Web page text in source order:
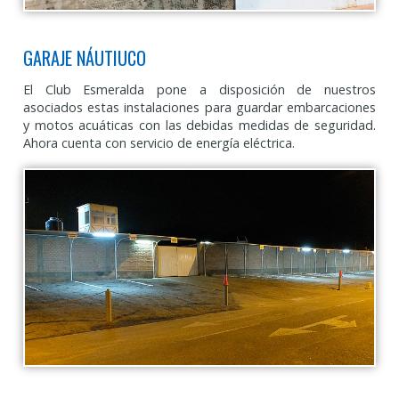
GARAJE NÁUTIUCO
El Club Esmeralda pone a disposición de nuestros
asociados estas instalaciones para guardar embarcaciones
y motos acuáticas con las debidas medidas de seguridad.
Ahora cuenta con servicio de energía eléctrica.